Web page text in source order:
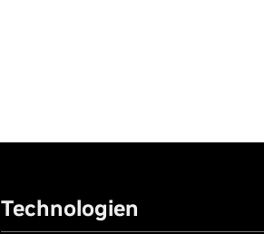
Technologien